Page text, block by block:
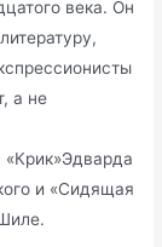
века. Он
а не
«Крик»Эдварда
и «Сидящая